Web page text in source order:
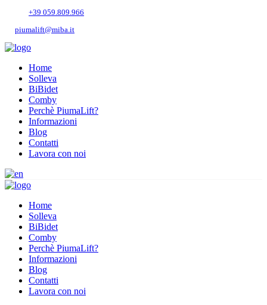
+39 059.809.966
piumalift@miba.it
Home
Solleva
BiBidet
Comby
Perchè PiumaLift?
Informazioni
Blog
Contatti
Lavora con noi
Home
Solleva
BiBidet
Comby
Perchè PiumaLift?
Informazioni
Blog
Contatti
Lavora con noi